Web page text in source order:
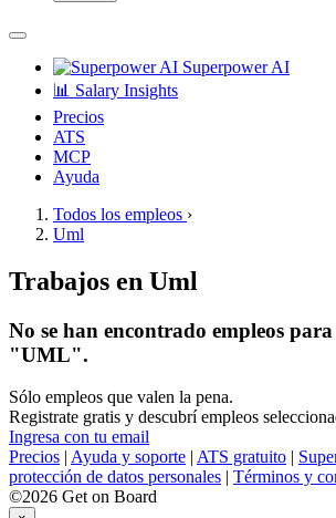
Superpower AI
📊 Salary Insights
Precios
ATS
MCP
Ayuda
Todos los empleos ›
Uml
Trabajos en Uml
No se han encontrado empleos
"UML".
Sólo empleos que valen la pena.
Registrate gratis y descubrí empleos
Ingresa con tu email
Precios | Ayuda y soporte | ATS gratuito |
protección de datos personales | Términos y
©2026 Get on Board